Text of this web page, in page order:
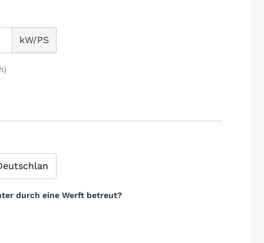
kW/PS
durch eine Werft betreut?